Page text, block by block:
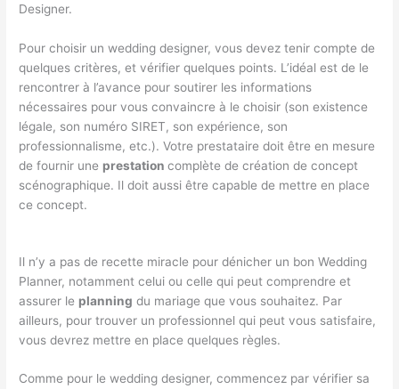
Designer.
Pour choisir un wedding designer, vous devez tenir compte de
quelques critères, et vérifier quelques points. L’idéal est de le
rencontrer à l’avance pour soutirer les informations
nécessaires pour vous convaincre à le choisir (son existence
légale, son numéro SIRET, son expérience, son
professionnalisme, etc.). Votre prestataire doit être en mesure
de fournir une prestationcomplète de création de concept
scénographique. Il doit aussi être capable de mettre en place
ce concept.
Il n’y a pas de recette miracle pour dénicher un bon Wedding
Planner, notamment celui ou celle qui peut comprendre et
assurer le planning du mariage que vous souhaitez. Par
ailleurs, pour trouver un professionnel qui peut vous satisfaire,
vous devrez mettre en place quelques règles.
Comme pour le wedding designer, commencez par vérifier sa